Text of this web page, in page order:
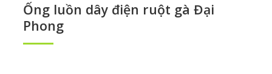
Ống luồn dây điện ruột gà Đại
Phong